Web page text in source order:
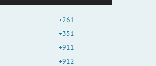
+261
+351
+911
+912